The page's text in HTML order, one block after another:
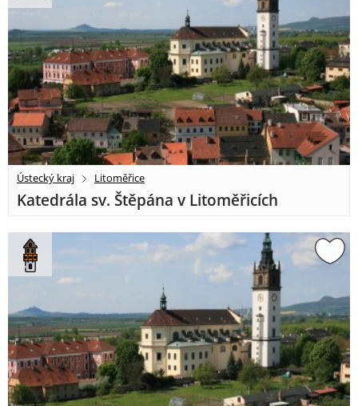
Ústecký kraj Litoměřice
Katedrála sv. Štěpána v Litoměřicích